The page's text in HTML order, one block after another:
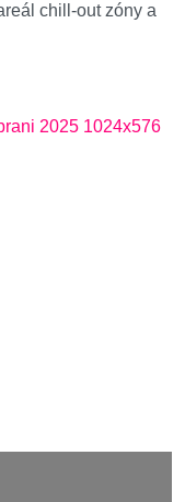
chill-out zóny a